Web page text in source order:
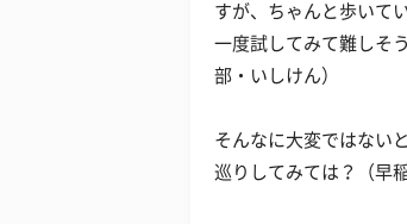
すが、ちゃんと歩いて
一度試してみて難しそ
部・いしけん）
そんなに大変ではない
巡りしてみては？（早